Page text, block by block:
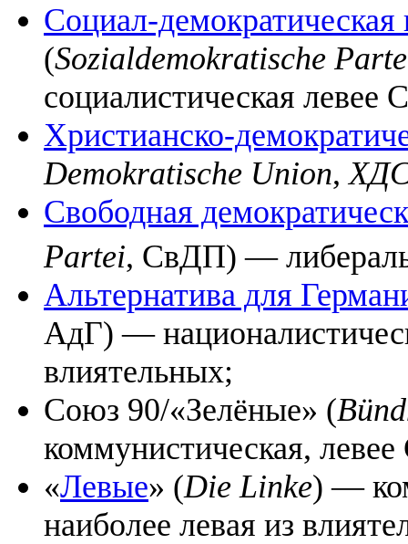
Социал-
(Sozialdemokratische
социалистическая
Христианско-
Demokratische Union,
Свободная
Partei, СвДП) —
Альтернатива для
АдГ) —
влиятельных;
Союз 90/«Зелёные» (
коммунистическая,
«Левые» (Die Linke) —
наиболее левая из